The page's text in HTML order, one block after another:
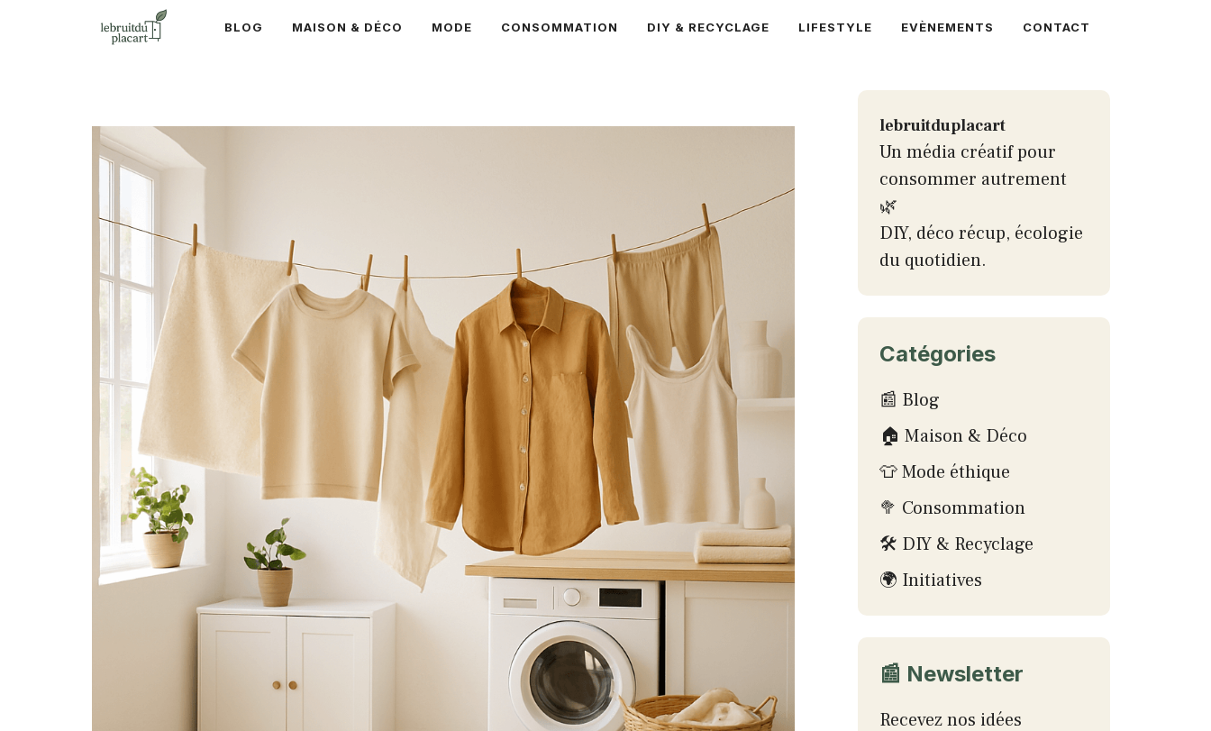
BLOG MAISON & DÉCO MODE CONSOMMATION DIY & RECYCLAGE LIFESTYLE EVÈNEMENTS CONTACT
lebruitduplacart
Un média créatif pour
consommer autrement
🌿
DIY, déco récup, écologie
du quotidien.
Catégories
📰 Blog
🏠 Maison & Déco
👕 Mode éthique
🥦 Consommation
🛠 DIY & Recyclage
🌍 Initiatives
📰 Newsletter
Recevez nos idées